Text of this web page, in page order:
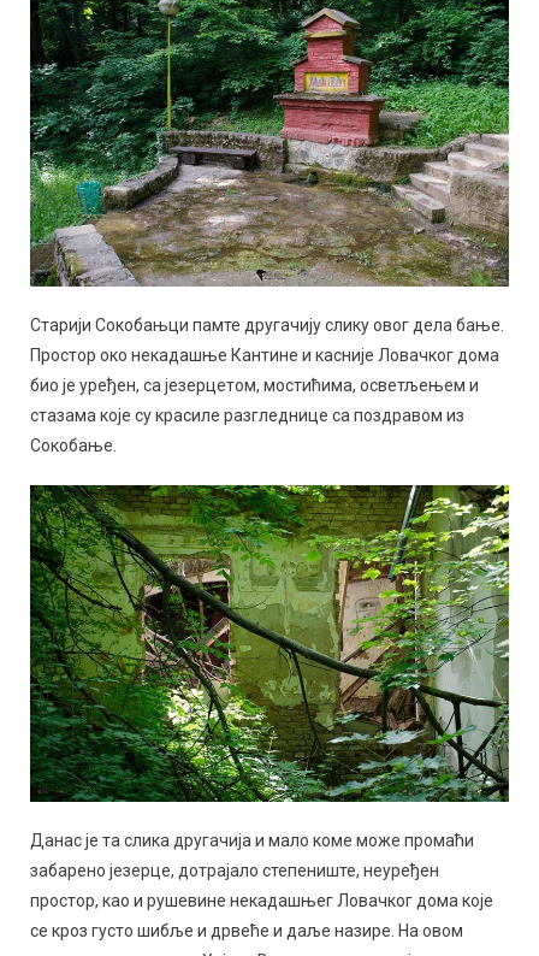
Старији Сокобањци памте другачију слику овог дела бање.
Простор око некадашње Кантине и касније Ловачког дома
био је уређен, са језерцетом, мостићима, осветљењем и
стазама које су красиле разгледнице са поздравом из
Сокобање.
Данас је та слика другачија и мало коме може промаћи
забарено језерце, дотрајало степениште, неуређен
простор, као и рушевине некадашњег Ловачког дома које
се кроз густо шибље и дрвеће и даље назире. На овом